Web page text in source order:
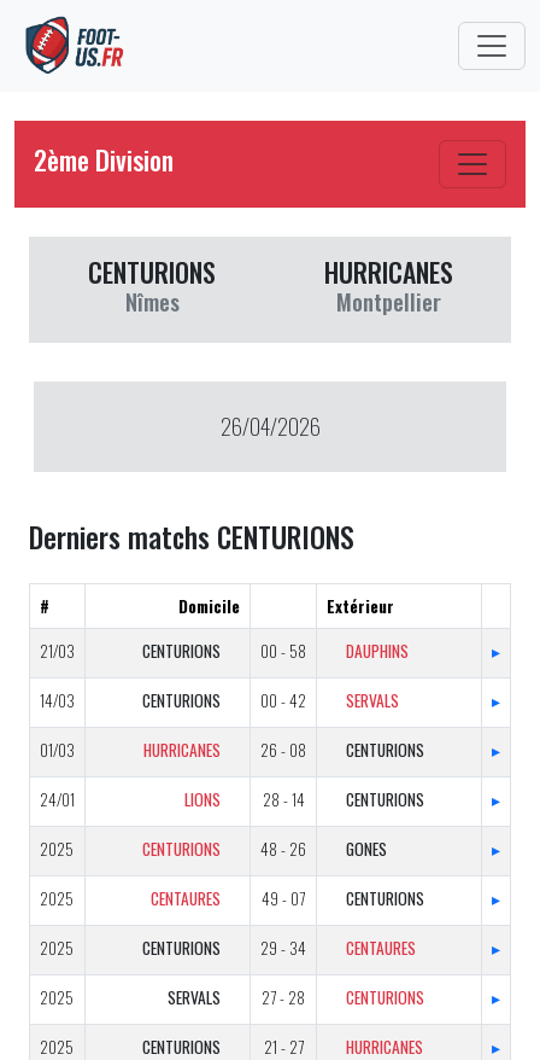
2ème Division
CENTURIONS
Nîmes
HURRICANES
Montpellier
26/04/2026
Derniers matchs CENTURIONS
# Domicile
Extérieur
21/03
CENTURIONS 00 - 58 DAUPHINS ▸
14/03 CENTURIONS 00 - 42 SERVALS ▸
01/03 HURRICANES 26 - 08 CENTURIONS ▸
24/01 LIONS 28 - 14 CENTURIONS ▸
2025 CENTURIONS 48 - 26 GONES ▸
2025 CENTAURES 49 - 07 CENTURIONS ▸
2025 CENTURIONS 29 - 34 CENTAURES ▸
2025 SERVALS 27 - 28 CENTURIONS ▸
2025 CENTURIONS 21 - 27 HURRICANES ▸